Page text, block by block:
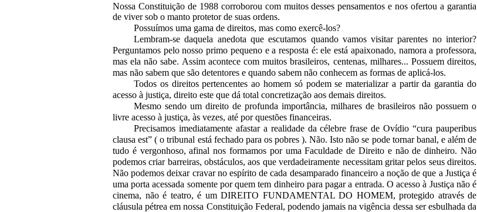
Nossa Constituição de 1988 corroborou com muitos desses pensamentos e nos ofertou a garantia
de viver sob o manto protetor de suas ordens.
Possuímos uma gama de direitos, mas como exercê-los?
Lembram-se daquela anedota que escutamos quando vamos visitar parentes no interior?
Perguntamos pelo nosso primo pequeno e a resposta é: ele está apaixonado, namora a professora,
mas ela não sabe. Assim acontece com muitos brasileiros, centenas, milhares... Possuem direitos,
mas não sabem que são detentores e quando sabem não conhecem as formas de aplicá-los.
Todos os direitos pertencentes ao homem só podem se materializar a partir da garantia do
acesso à justiça, direito este que dá total concretização aos demais direitos.
Mesmo sendo um direito de profunda importância, milhares de brasileiros não possuem o
livre acesso à justiça, às vezes, até por questões financeiras.
Precisamos imediatamente afastar a realidade da célebre frase de Ovídio “cura pauperibus
clausa est” ( o tribunal está fechado para os pobres ). Não. Isto não se pode tornar banal, e além de
tudo é vergonhoso, afinal nos formamos por uma Faculdade de Direito e não de dinheiro. Não
podemos criar barreiras, obstáculos, aos que verdadeiramente necessitam gritar pelos seus direitos.
Não podemos deixar cravar no espírito de cada desamparadofinanceiro a noção de que a Justiça é
uma porta acessada somente por quem tem dinheiro para pagar a entrada. O acessoà Justiça não é
cinema, não é teatro, é um DIREITO FUNDAMENTAL DO HOMEM, protegido através de
cláusula pétreaem nossa Constituição Federal, podendo jamais na vigência dessa ser esbulhada da